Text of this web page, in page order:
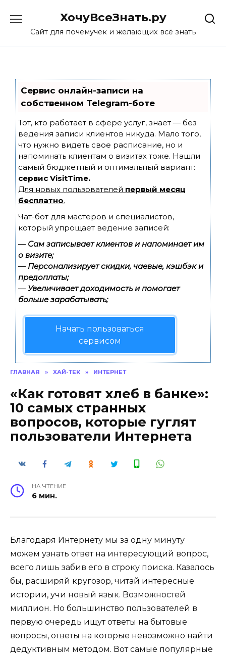
content
ХочуВсеЗнать.ру
Сайт для почемучек и желающих всё знать
Сервис онлайн-записи на
собственном Telegram-боте
Тот, кто работает в сфере услуг, знает — без
ведения записи клиентов никуда. Мало того,
что нужно видеть свое расписание, но и
напоминать клиентам о визитах тоже. Нашли
самый бюджетный и оптимальный вариант:
сервис VisitTime.
Для новых пользователей первый месяц
бесплатно.
Чат-бот для мастеров и специалистов,
который упрощает ведение записей:
— Сам записывает клиентов и напоминает им
о визите;
— Персонализирует скидки, чаевые, кэшбэк и
предоплаты;
— Увеличивает доходимость и помогает
больше зарабатывать;
Начать пользоваться
сервисом
ГЛАВНАЯ » ХАЙ-ТЕК » ИНТЕРНЕТ
«Как готовят хлеб в банке»:
10 самых странных
вопросов, которые гуглят
пользователи Интернета
НА ЧТЕНИЕ
6 мин.
Благодаря Интернету мы за одну минуту
можем узнать ответ на интересующий вопрос,
всего лишь забив его в строку поиска. Казалось
бы, расширяй кругозор, читай интересные
истории, учи новый язык. Возможностей
миллион. Но большинство пользователей в
первую очередь ищут ответы на бытовые
вопросы, ответы на которые невозможно найти
дедуктивным методом. Вот самые популярные